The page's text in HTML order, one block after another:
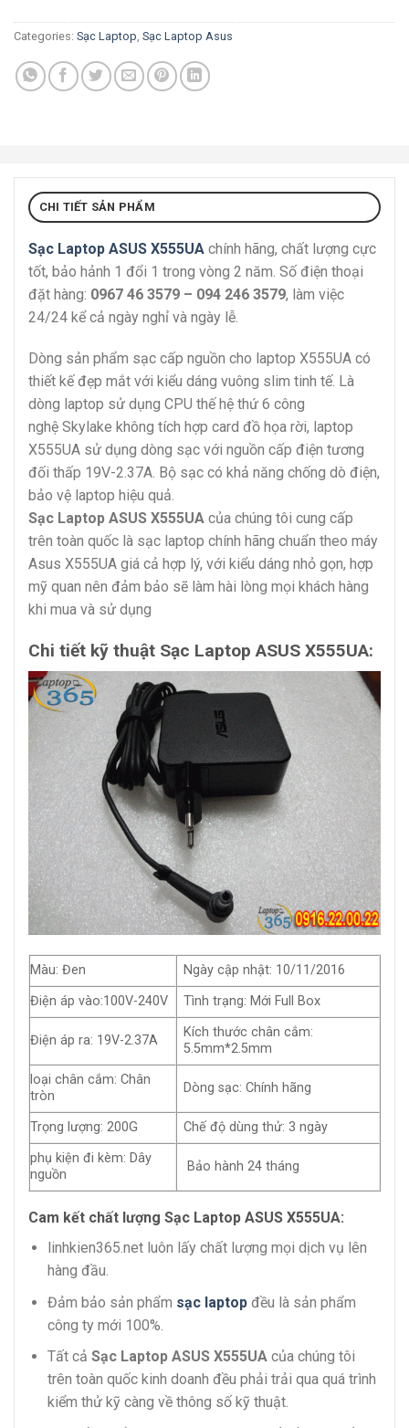
Categories: Sạc Laptop Sạc Laptop Asus
CHI TIẾT SẢN PHẨM
Sạc Laptop ASUS X555UA chính hãng, chất lượng cực
tốt, bảo hảnh 1 đổi 1 trong vòng 2 năm. Số điện thoại
đặt hàng: 0967 46 3579 – 094 246 3579, làm việc
24/24 kể cả ngày nghỉ và ngày lễ.
Dòng sản phẩm sạc cấp nguồn cho laptop X555UA có
thiết kế đẹp mắt với kiểu dáng vuông slim tinh tế. Là
dòng laptop sử dụng CPU thế hệ thứ 6 công
nghệ Skylake không tích hợp card đồ họa rời, laptop
X555UA sử dụng dòng sạc với nguồn cấp điện tương
đối thấp 19V-2.37A. Bộ sạc có khả năng chống dò điện,
bảo vệ laptop hiệu quả.
Sạc Laptop ASUS X555UA của chúng tôi cung cấp
trên toàn quốc là sạc laptop chính hãng chuẩn theo máy
Asus X555UA giá cả hợp lý, với kiểu dáng nhỏ gọn, hợp
mỹ quan nên đảm bảo sẽ làm hài lòng mọi khách hàng
khi mua và sử dụng
Chi tiết kỹ thuật Sạc Laptop ASUS X555UA:
Màu: Đen
Ngày cập nhật: 10/11/2016
Điện áp vào:100V-240V
Tình trạng: Mới Full Box
Điện áp ra: 19V-2.37A
Kích thước chân cắm:
5.5mm*2.5mm
loại chân cắm: Chân
tròn
Dòng sạc: Chính hãng
Trọng lượng: 200G
Chế độ dùng thử: 3 ngày
phụ kiện đi kèm: Dây
nguồn
Bảo hành 24 tháng
Cam kết chất lượng Sạc Laptop ASUS X555UA:
linhkien365.net luôn lấy chất lượng mọi dịch vụ lên
hàng đầu.
Đảm bảo sản phẩm sạc laptopđều là sản phẩm
công ty mới 100%.
Tất cả Sạc Laptop ASUS X555UAcủa chúng tôi
trên toàn quốc kinh doanh đều phải trải qua quá trình
kiểm thử kỹ càng về thông số kỹ thuật.